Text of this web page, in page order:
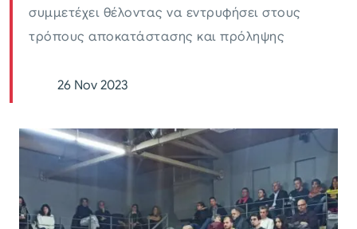
συμμετέχει θέλοντας να εντρυφήσει στους
τρόπους αποκατάστασης και πρόληψης
26 Nov 2023